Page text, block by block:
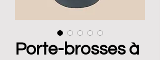
Porte-brosses à